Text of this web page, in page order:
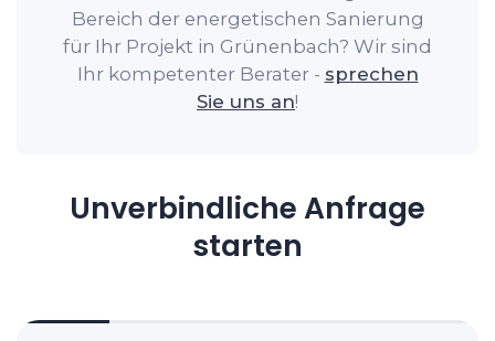
Bereich der energetischen Sanierung
für Ihr Projekt in Grünenbach? Wir sind
Ihr kompetenter Berater - sprechen
Sie uns an!
Unverbindliche Anfrage
starten